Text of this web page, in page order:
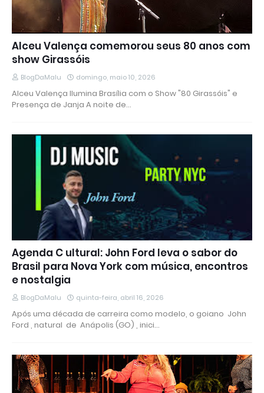
Alceu Valença comemorou seus 80 anos com
show Girassóis
BlogDaMalu domingo, maio 10, 2026
Alceu Valença Ilumina Brasília com o Show "80 Girassóis" e
Presença de Janja A noite de…
Agenda C ultural: John Ford leva o sabor do
Brasil para Nova York com música, encontros
e nostalgia
BlogDaMalu quinta-feira, abril 16, 2026
Após uma década de carreira como modelo, o goiano John
Ford , natural de Anápolis (GO) , inici…